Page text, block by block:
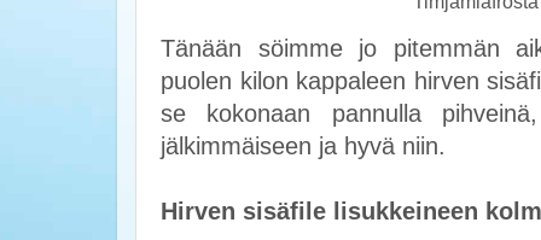
Tänään söimme jo pitemmän
puolen kilon kappaleen hirven
se kokonaan pannulla
jälkimmäiseen ja hyvä niin.
Hirven sisäfile lisukkeineen